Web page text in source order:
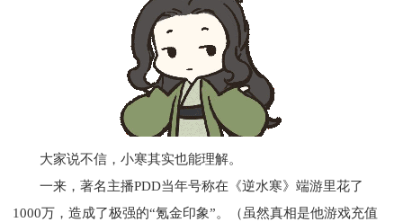
大家说不信，小寒其实也能理解。
一来，著名主播PDD当年号称在《逆水寒》端游里花了
1000万，造成了极强的“氪金印象”。（虽然真相是他游戏充值